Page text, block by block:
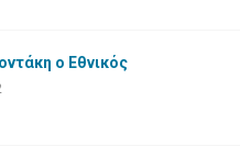
ο Εθνικός